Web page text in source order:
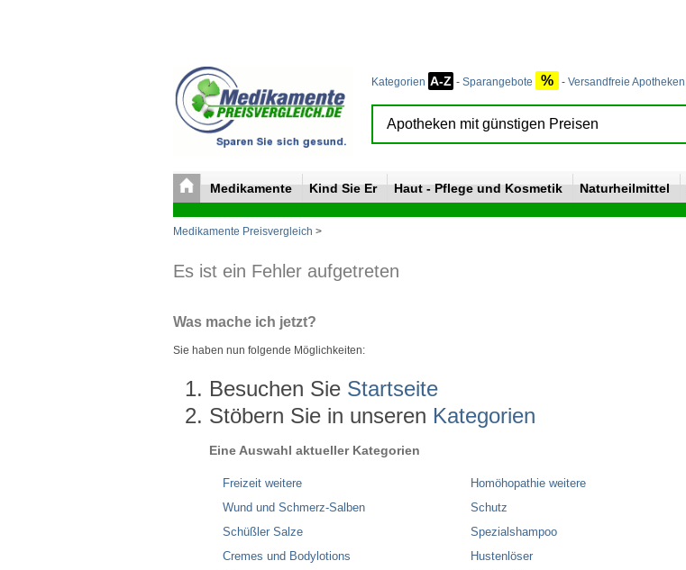
Kategorien A-Z - Sparangebote % - Versandfreie Apotheken
Medikamente Kind Sie Er Haut - Pflege und Kosmetik Naturheilmittel
Medikamente Preisvergleich >
Es ist ein Fehler aufgetreten
Was mache ich jetzt?
Sie haben nun folgende Möglichkeiten:
Besuchen Sie Startseite
Stöbern Sie in unseren Kategorien
Eine Auswahl aktueller Kategorien
Freizeit weitere
Wund und Schmerz-Salben
Schüßler Salze
Cremes und Bodylotions
Homöhopathie weitere
Schutz
Spezialshampoo
Hustenlöser